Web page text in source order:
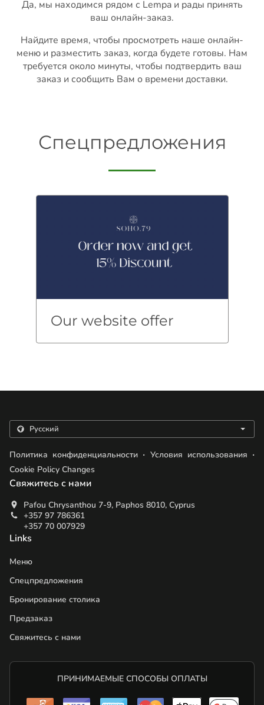
Да, мы находимся рядом с Lempa и рады принять
ваш онлайн-заказ.
Найдите время, чтобы просмотреть наше онлайн-
меню и разместить заказ, когда будете готовы. Нам
требуется около минуты, чтобы подтвердить ваш
заказ и сообщить Вам о времени доставки.
Спецпредложения
Our website offer
Политика конфиденциальности . Условия использования .
Cookie Policy Changes
Свяжитесь с нами
Pafou Chrysanthou 7-9, Paphos 8010, Cyprus
+357 97 786361
+357 70 007929
Links
Меню
Спецпредложения
Бронирование столика
Предзаказ
Свяжитесь с нами
ПРИНИМАЕМЫЕ СПОСОБЫ ОПЛАТЫ